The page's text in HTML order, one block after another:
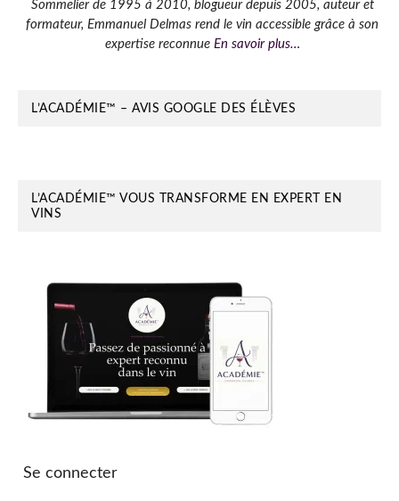
Barre
latérale
Sommelier de 1995 à 2010, blogueur depuis 2005, auteur et
formateur, Emmanuel Delmas rend le vin accessible grâce à son
expertise reconnue En savoir plus…
L’ACADÉMIE™ – AVIS GOOGLE DES ÉLÈVES
L’ACADÉMIE™ VOUS TRANSFORME EN EXPERT EN
VINS
Se connecter